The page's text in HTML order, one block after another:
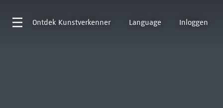
Ontdek Kunstverkenner Language Inloggen